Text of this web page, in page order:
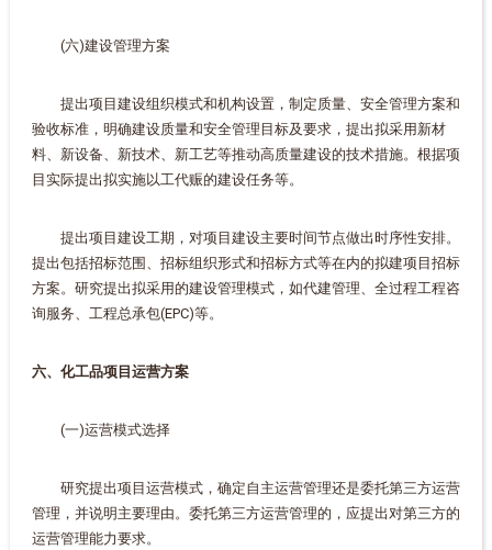
(六)建设管理方案
提出项目建设组织模式和机构设置，制定质量、安全管理方案和
验收标准，明确建设质量和安全管理目标及要求，提出拟采用新材
料、新设备、新技术、新工艺等推动高质量建设的技术措施。根据项
目实际提出拟实施以工代赈的建设任务等。
提出项目建设工期，对项目建设主要时间节点做出时序性安排。
提出包括招标范围、招标组织形式和招标方式等在内的拟建项目招标
方案。研究提出拟采用的建设管理模式，如代建管理、全过程工程咨
询服务、工程总承包(EPC)等。
六、化工品项目运营方案
(一)运营模式选择
研究提出项目运营模式，确定自主运营管理还是委托第三方运营
管理，并说明主要理由。委托第三方运营管理的，应提出对第三方的
运营管理能力要求。